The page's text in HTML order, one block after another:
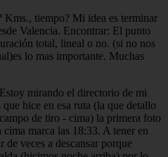
Kms., tiempo? Mi idea es terminar
Valencia. Encontrar: El punto
total, lineal o no. (si no nos
lo mas importante. Muchas
mirando el directorio de mi
hice en esa ruta (la que detallo
de tiro - cima) la primera foto
marca las 18:33. A tener en
de veces a descansar porque